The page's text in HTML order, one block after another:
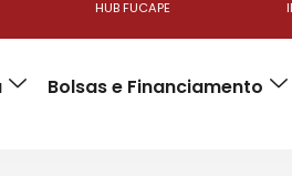
HUB FUCAPE
Bolsas e Financiamento